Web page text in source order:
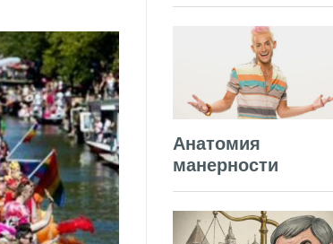
Анатомия
манерности